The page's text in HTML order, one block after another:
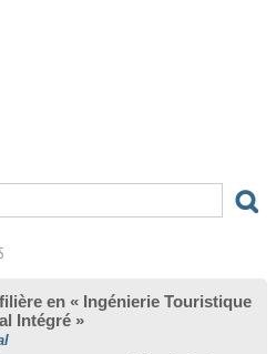
en « Ingénierie Touristique
Intégré »